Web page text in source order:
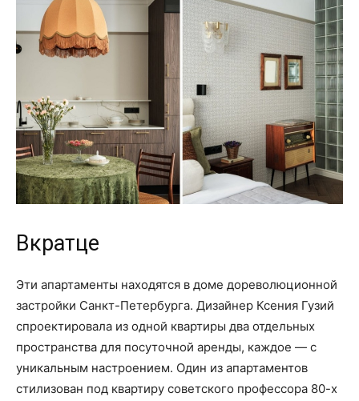
Вкратце
Эти апартаменты находятся в доме дореволюционной
застройки Санкт-Петербурга. Дизайнер Ксения Гузий
спроектировала из одной квартиры два отдельных
пространства для посуточной аренды, каждое — с
уникальным настроением. Один из апартаментов
стилизован под квартиру советского профессора 80-х